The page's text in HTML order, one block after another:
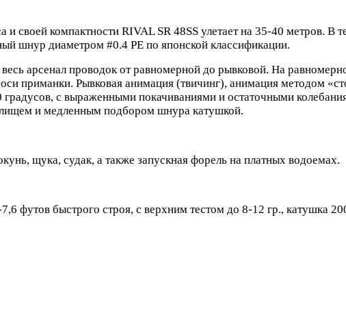
своей компактности RIVAL SR 48SS улетает на 35-40 метров. В
шнур диаметром #0.4 PE по японской классификации.
арсенал проводок от равномерной до рывковой. На
приманки. Рывковая анимация (твичинг), анимация методом
градусов, с выраженными покачиваниями и остаточными
и медленным подбором шнура катушкой.
щука, судак, а также запускная форель на платных водоемах.
футов быстрого строя, с верхним тестом до 8-12 гр., катушка